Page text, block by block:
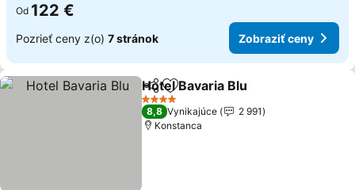
Od 122 €
Pozrieť ceny z(o) 7 stránok Zobraziť ceny
ZdieľaťPridať do obľúbených
Hotel Bavaria Blu
4 Počet hviezdičiek
8,8 Vynikajúce
2 991
Konstanca